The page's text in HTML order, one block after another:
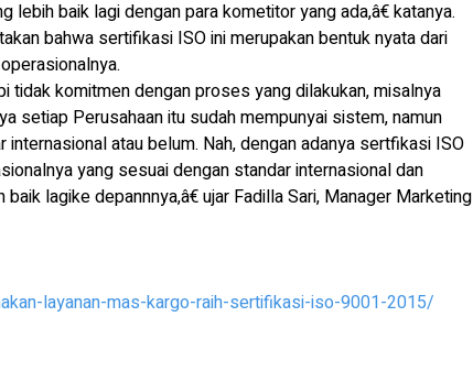
baik lagi dengan para kometitor yang ada,â€ katanya.
bahwa sertifikasi ISO ini merupakan bentuk nyata dari
komitmen dengan proses yang dilakukan, misalnya
setiap Perusahaan itu sudah mempunyai sistem, namun
atau belum. Nah, dengan adanya sertfikasi ISO
yang sesuai dengan standar internasional dan
lagike depannnya,â€ ujar Fadilla Sari, Manager Marketing
layanan-mas-kargo-raih-sertifikasi-iso-9001-2015/